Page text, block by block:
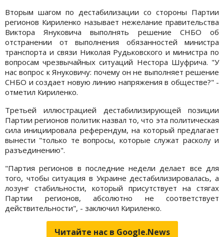
Вторым шагом по дестабилизации со стороны Партии
регионов Кириленко называет нежелание правительства
Виктора Януковича выполнять решение СНБО об
отстранении от выполнения обязанностей министра
транспорта и связи Николая Рудьковского и министра по
вопросам чрезвычайных ситуаций Нестора Шуфрича. "У
нас вопрос к Януковичу: почему он не выполняет решение
СНБО и создает новую линию напряжения в обществе?" -
отметил Кириленко.
Третьей иллюстрацией дестабилизирующей позиции
Партии регионов политик назвал то, что эта политическая
сила инициировала референдум, на который предлагает
вынести "только те вопросы, которые служат расколу и
разъединению".
"Партия регионов в последние недели делает все для
того, чтобы ситуация в Украине дестабилизировалась, а
лозунг стабильности, который присутствует на стягах
Партии регионов, абсолютно не соответствует
действительности", - заключил Кириленко.
Читайте нас в Google.News